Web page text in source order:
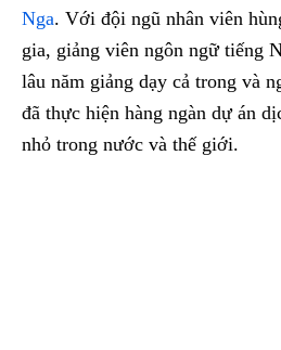
Nga. Với đội ngũ nhân viên
gia, giảng viên ngôn ngữ tiếng
lâu năm giảng dạy cả trong và
đã thực hiện hàng ngàn dự án
nhỏ trong nước và thế giới.